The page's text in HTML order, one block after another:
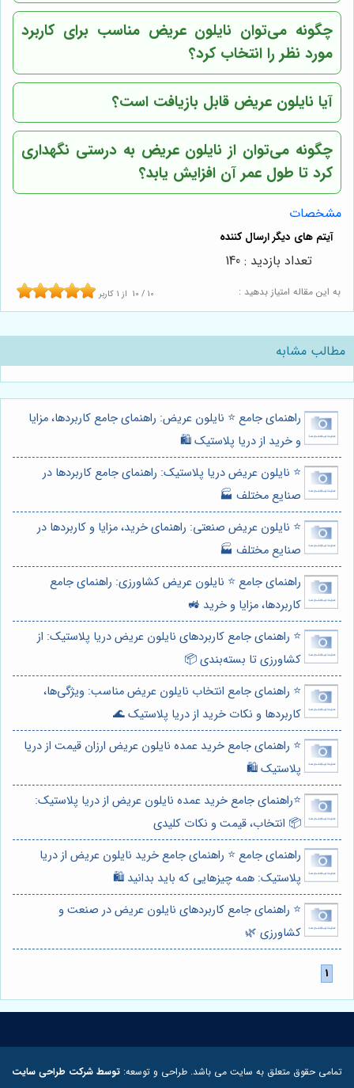
چگونه می‌توان نایلون عریض مناسب برای کاربرد
مورد نظر را انتخاب کرد؟
آیا نایلون عریض قابل بازیافت است؟
چگونه می‌توان از نایلون عریض به درستی نگهداری
کرد تا طول عمر آن افزایش یابد؟
مشخصات
به این مقاله امتیاز بدهید : 10 / 10 از1 کاربر
تعداد بازدید : 140
مطالب مشابه
راهنمای جامع ⭐️ نایلون عریض: راهنمای جامع کاربردها، مزایا
و خرید از دریا پلاستیک 🛍️
⭐️ نایلون عریض دریا پلاستیک: راهنمای جامع کاربردها در
صنایع مختلف 🏭
⭐️ نایلون عریض صنعتی: راهنمای خرید، مزایا و کاربردها در
صنایع مختلف 🏭
راهنمای جامع ⭐️ نایلون عریض کشاورزی: راهنمای جامع
کاربردها، مزایا و خرید 🚜
⭐️ راهنمای جامع کاربردهای نایلون عریض دریا پلاستیک: از
کشاورزی تا بسته‌بندی 📦
⭐️ راهنمای جامع انتخاب نایلون عریض مناسب: ویژگی‌ها،
کاربردها و نکات خرید از دریا پلاستیک 🌊
⭐️ راهنمای جامع خرید عمده نایلون عریض ارزان قیمت از دریا
پلاستیک 🛍️
⭐️راهنمای جامع خرید عمده نایلون عریض از دریا پلاستیک:
📦 انتخاب، قیمت و نکات کلیدی
راهنمای جامع ⭐️ راهنمای جامع خرید نایلون عریض از دریا
پلاستیک: همه چیزهایی که باید بدانید 🛍️
⭐️ راهنمای جامع کاربردهای نایلون عریض در صنعت و
کشاورزی 🌿
تمامی حقوق متعلق به سایت می باشد. طراحی و توسعه: توسط شرکت طراحی سایت